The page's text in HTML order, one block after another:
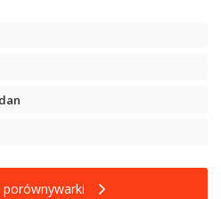
porównywarki